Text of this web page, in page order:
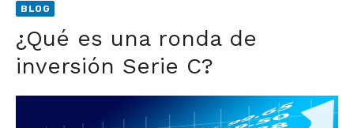
BLOG
¿Qué es una ronda de
inversión Serie C?